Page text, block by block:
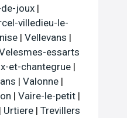
joux |
villedieu-le-
| Vellevans |
essarts
et-chantegrue |
| Valonne |
| Vaire-le-petit |
| Urtiere | Trevillers